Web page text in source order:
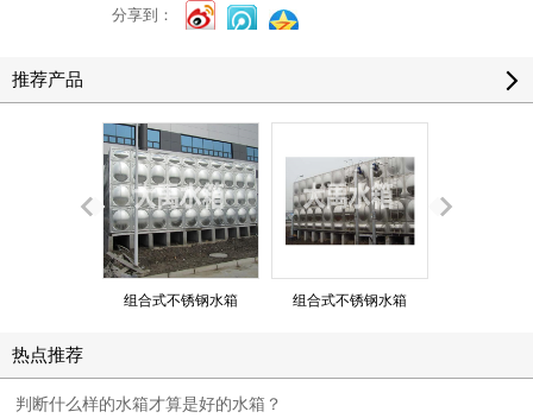
分享到：
推荐产品
组合式不锈钢水箱 组合式不锈钢水箱
热点推荐
判断什么样的水箱才算是好的水箱？